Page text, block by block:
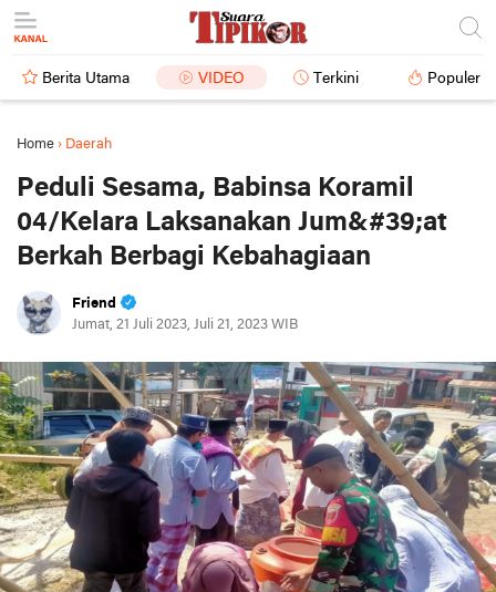
Berita Utama VIDEO Terkini Populer
Home › Daerah
Peduli Sesama, Babinsa Koramil
04/Kelara Laksanakan Jum&#39;at
Berkah Berbagi Kebahagiaan
Friend
Jumat, 21 Juli 2023, Juli 21, 2023 WIB